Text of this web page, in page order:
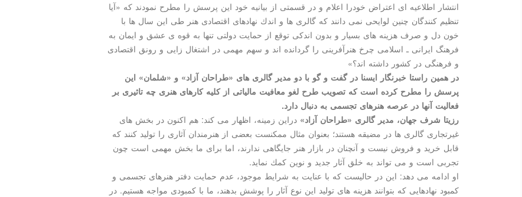
انتشار اطلاعیه ای اعتراض خودرا اعلام و در قسمتی از بیانیه خود این پرسش را مطرح نمودند كه «آیا
تنظیم كنندگان چنین لوایحی نمی دانند كه گالری ها و اندك نهادهای اقتصادی هنر طی این سال ها با
خون دل و صرف هزینه های بسیار و بدون اندكی توقع از حمایت دولتی تنها به قوه ی عشق و ایمان به
فرهنگ ایرانی ـ اسلامی چرخ هنرآفرینی را گردانده اند و سهم مهمی در اشتغال زایی و رونق اقتصادی
و فرهنگی در كشور داشته اند؟»
در همین راستا خبرنگار ایسنا در گفت و گو با دو مدیر گالری های «طراحان آزاد» و «شلمان» این
پرسش را مطرح كرده است كه تصویب طرح لغو معافیت مالیاتی از كلیه كارهای هنری چه تاثیری بر
فعالیت آنها در عرصه هنرهای تجسمی به دنبال دارد.
رزیتا شرف جهان، مدیر گالری «طراحان آزاد» دراین زمینه، اظهار می كند: هم اكنون در بخش های
غیرتجاری گالری ها در مضیقه هستند؛ بعنوان مثال ممكنست بعضی از هنرمندان آثاری را تولید كنند كه
قابل خرید و فروش نیست و آنچنان در بازار هنر جایگاهی ندارند، اما برای ما بخش مهمی است چون
تجربی است و می تواند به خلق آثار جدید و نوین كمك نماید.
او ادامه می دهد: این در حالیست كه با عنایت به شرایط موجود، عدم حمایت دفتر هنرهای تجسمی و
كمبود نهادهایی كه بتوانند هزینه های تولید این نوع آثار را پوشش بدهند، ما با كمبودی مواجه هستیم. در